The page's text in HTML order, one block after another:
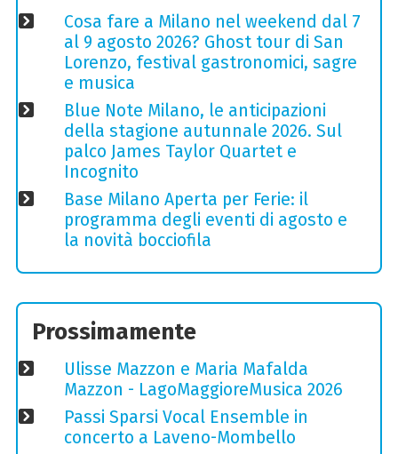
Cosa fare a Milano nel weekend dal 7
al 9 agosto 2026? Ghost tour di San
Lorenzo, festival gastronomici, sagre
e musica
Blue Note Milano, le anticipazioni
della stagione autunnale 2026. Sul
palco James Taylor Quartet e
Incognito
Base Milano Aperta per Ferie: il
programma degli eventi di agosto e
la novità bocciofila
Prossimamente
Ulisse Mazzon e Maria Mafalda
Mazzon - LagoMaggioreMusica 2026
Passi Sparsi Vocal Ensemble in
concerto a Laveno-Mombello